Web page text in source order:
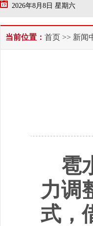
2026年8月8日 星期六
当前位置： 首页 >> 新闻
雹
力调
式，